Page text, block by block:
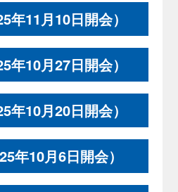
年11月10日開会）
年10月27日開会）
年10月20日開会）
年10月6日開会）